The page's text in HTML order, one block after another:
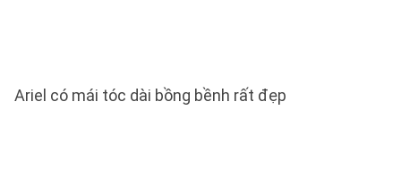
Ariel có mái tóc dài bồng bềnh rất đẹp